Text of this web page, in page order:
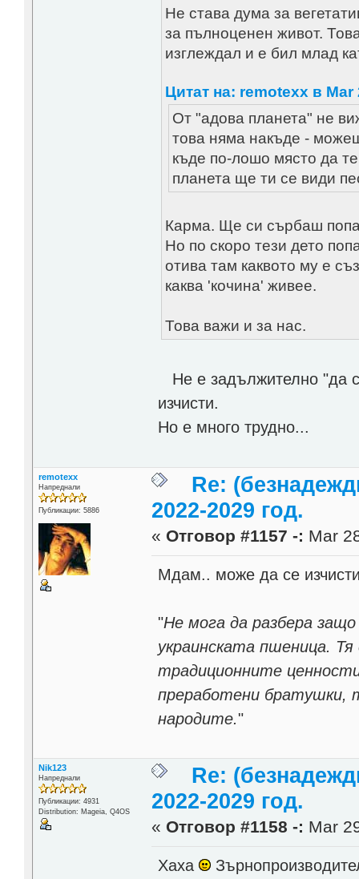
Не става дума за
за пълноценен живот.
изглеждал и е бил млад
Цитат на: remotexx в Mar
От "адова планета" не
това няма накъде -
къде по-лошо място да
планета ще ти се види
Карма. Ще си сърбаш
Но по скоро тези дето
отива там каквото му е
каква 'кочина' живее.
Това важи и за нас.
Не е задължително "да
изчисти.
Но е много трудно...
remotexx
Напреднали
Публикации: 5886
Re:
2022-2029 год.
« Отговор #1157 -: Mar
Мдам.. може да се
"Не мога да разбера
украинската пшеница.
традиционните
преработени братушки,
народите."
Nik123
Напреднали
Публикации: 4931
Distribution: Mageia, Q4OS
Re:
2022-2029 год.
« Отговор #1158 -: Mar
Хаха